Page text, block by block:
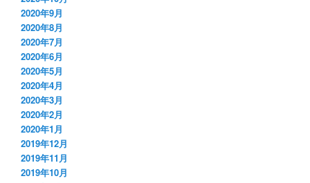
2020年9月
2020年8月
2020年7月
2020年6月
2020年5月
2020年4月
2020年3月
2020年2月
2020年1月
2019年12月
2019年11月
2019年10月